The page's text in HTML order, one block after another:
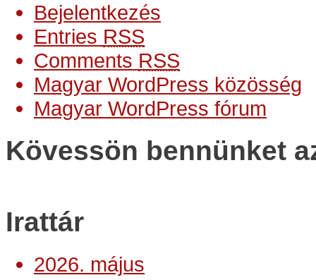
Bejelentkezés
Entries RSS
Comments RSS
Magyar WordPress közösség
Magyar WordPress fórum
Kövessön bennünket
Irattár
2026. május